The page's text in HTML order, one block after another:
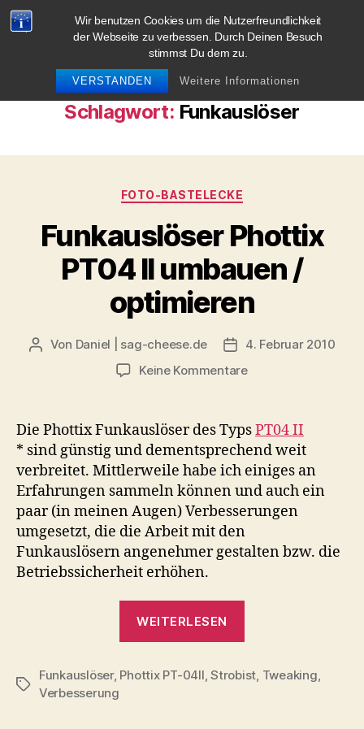
Wir benutzen Cookies um die Nutzerfreundlichkeit
der Webseite zu verbessen. Durch Deinen Besuch
stimmst Du dem zu.
VERSTANDEN Weitere Informationen
blog.sag-cheese.de
Schlagwort: Funkauslöser
Kategorien
FOTO-BASTELECKE
Funkauslöser Phottix
PT04 II umbauen /
optimieren
Beitragsautor
Von Daniel | sag-cheese.de Beitragsdatum
4. Februar 2010
Keine Kommentarezu
PT04
umbauen
/
optimieren
Die Phottix Funkauslöser des TypsPT04 II
* sind günstig und dementsprechend weit
verbreitet. Mittlerweile habe ich einiges an
Erfahrungen sammeln können und auch ein
paar (in meinen Augen) Verbesserungen
umgesetzt, die die Arbeit mit den
Funkauslösern angenehmer gestalten bzw. die
Betriebssicherheit erhöhen.
WEITERLESEN
II
Schlagwörter
Funkauslöser, Phottix PT-04II,Strobist, Tweaking,
Verbesserung